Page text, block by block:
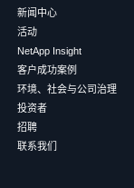
新闻中心
活动
NetApp Insight
客户成功案例
环境、社会与公司治理
投资者
招聘
联系我们